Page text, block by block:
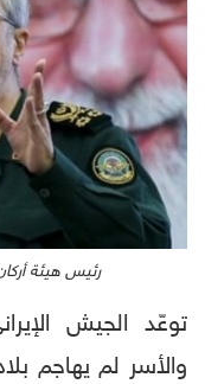
رئيس هيئة
توعّد الجيش
والأسر لم يهاجم